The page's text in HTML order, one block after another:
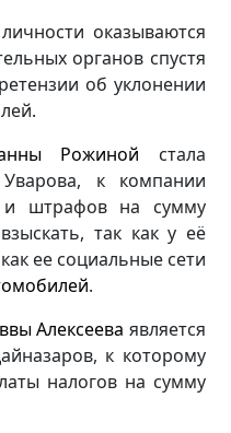
оказываются
органов спустя
об уклонении
Рожиной стала
Уварова, к компании
и штрафов на сумму
так как у её
ее социальные сети
.
Алексеева является
к которому
налогов на сумму